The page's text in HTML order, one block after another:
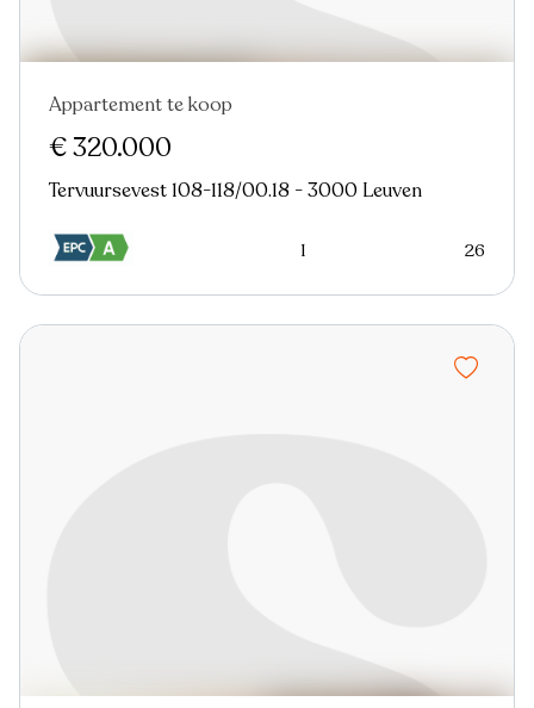
Appartement te koop
€ 320.000
Tervuursevest 108-118/00.18 - 3000 Leuven
1 26